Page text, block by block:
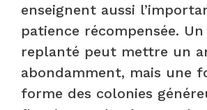
enseignent aussi
patience récompensée.
replanté peut mettre un
abondamment, mais une
forme des colonies